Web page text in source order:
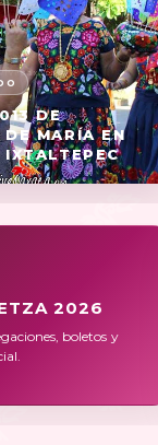
DE
DE MARÍA EN
IXTALTEPEC
2026
boletos y